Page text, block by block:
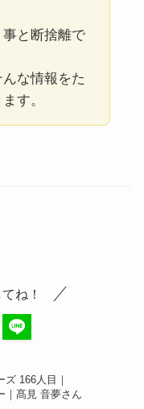
と断捨離で
な情報をた
す。
ね！
166人目｜
｜髙見 音夢さん